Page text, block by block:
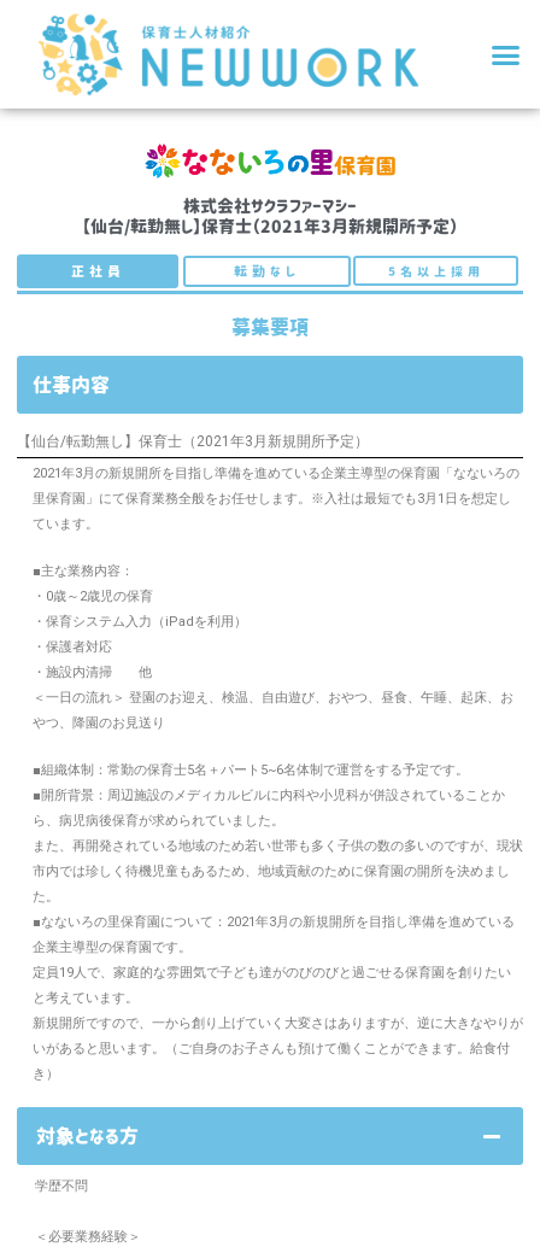
株式会社サクラファーマシー
【仙台/転勤無し】保育士（2021年3月新規開所予定）
正社員 転勤なし 5名以上採用
募集要項
仕事内容
【仙台/転勤無し】保育士（2021年3月新規開所予定）
2021年3月の新規開所を目指し準備を進めている企業主導型の保育園「なないろの
里保育園」にて保育業務全般をお任せします。※入社は最短でも3月1日を想定し
ています。
■主な業務内容：
・0歳～2歳児の保育
・保育システム入力（iPadを利用）
・保護者対応
・施設内清掃 他
＜一日の流れ＞ 登園のお迎え、検温、自由遊び、おやつ、昼食、午睡、起床、お
やつ、降園のお見送り
■組織体制：常勤の保育士5名＋パート5~6名体制で運営をする予定です。
■開所背景：周辺施設のメディカルビルに内科や小児科が併設されていることか
ら、病児病後保育が求められていました。
また、再開発されている地域のため若い世帯も多く子供の数の多いのですが、現状
市内では珍しく待機児童もあるため、地域貢献のために保育園の開所を決めまし
た。
■なないろの里保育園について：2021年3月の新規開所を目指し準備を進めている
企業主導型の保育園です。
定員19人で、家庭的な雰囲気で子ども達がのびのびと過ごせる保育園を創りたい
と考えています。
新規開所ですので、一から創り上げていく大変さはありますが、逆に大きなやりが
いがあると思います。（ご自身のお子さんも預けて働くことができます。給食付
き）
対象となる方
学歴不問
＜必要業務経験＞